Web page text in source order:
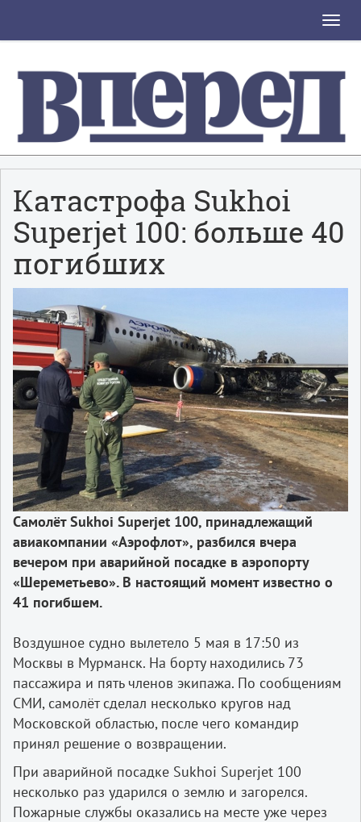
Toggle
Катастрофа Sukhoi
Superjet 100: больше 40
погибших
Самолёт Sukhoi Superjet 100, принадлежащий
авиакомпании «Аэрофлот», разбился вчера
вечером при аварийной посадке в аэропорту
«Шереметьево». В настоящий момент известно о
41 погибшем.
Воздушное судно вылетело 5 мая в 17:50 из
Москвы в Мурманск. На борту находились 73
пассажира и пять членов экипажа. По сообщениям
СМИ, самолёт сделал несколько кругов над
Московской областью, после чего командир
принял решение о возвращении.
При аварийной посадке Sukhoi Superjet 100
несколько раз ударился о землю и загорелся.
Пожарные службы оказались на месте уже через